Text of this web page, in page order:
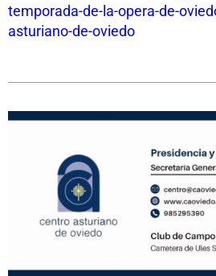
temporada-de-la-opera-de-
asturiano-de-oviedo